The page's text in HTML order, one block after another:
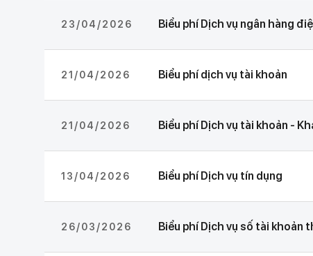
23/04/2026 Biểu phí Dịch vụ ngân hàng
21/04/2026 Biểu phí dịch vụ tài khoản
21/04/2026 Biểu phí Dịch vụ tài khoản -
13/04/2026 Biểu phí Dịch vụ tín dụng
26/03/2026 Biểu phí Dịch vụ số tài khoản